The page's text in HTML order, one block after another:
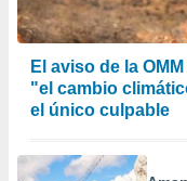
El aviso de la
"el cambio
el único culpable